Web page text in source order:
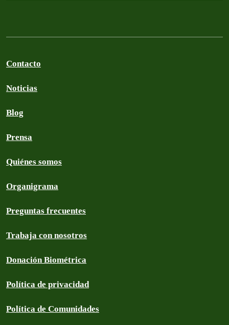
Contacto
Noticias
Blog
Prensa
Quiénes somos
Organigrama
Preguntas frecuentes
Trabaja con nosotros
Donación Biométrica
Política de privacidad
Política de Comunidades